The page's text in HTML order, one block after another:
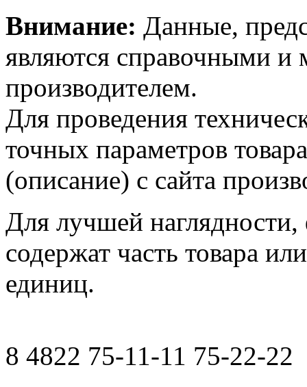
Внимание: Данные,
являются справочными и
производителем.
Для проведения
точных параметров
(описание) с сайта
Для лучшей наглядности,
содержат часть товара
единиц.
8 4822 75-11-11 75-22-22